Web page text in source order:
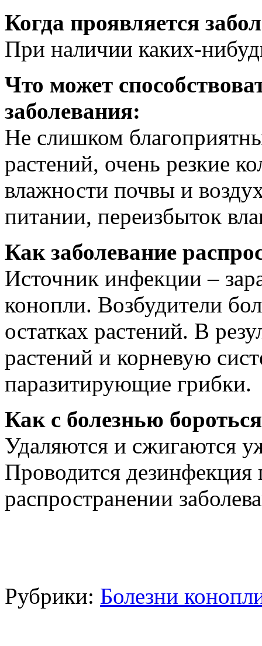
Когда проявляется
При наличии каких-
Что может
заболевания:
Не слишком
растений, очень резкие
влажности почвы и
питании, переизбыток
Как заболевание
Источник инфекции –
конопли. Возбудители
остатках растений. В
растений и корневую
паразитирующие грибки.
Как с болезнью
Удаляются и сжигаются
Проводится
распространении
Рубрики: Болезни